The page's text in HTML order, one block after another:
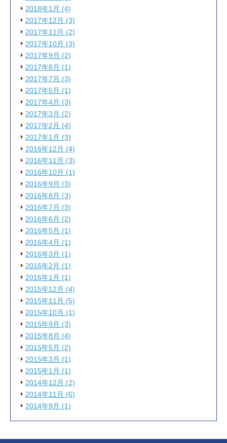
2018年1月 (4)
2017年12月 (3)
2017年11月 (2)
2017年10月 (3)
2017年9月 (2)
2017年8月 (1)
2017年7月 (3)
2017年5月 (1)
2017年4月 (3)
2017年3月 (2)
2017年2月 (4)
2017年1月 (3)
2016年12月 (4)
2016年11月 (3)
2016年10月 (1)
2016年9月 (3)
2016年8月 (3)
2016年7月 (3)
2016年6月 (2)
2016年5月 (1)
2016年4月 (1)
2016年3月 (1)
2016年2月 (1)
2016年1月 (1)
2015年12月 (4)
2015年11月 (5)
2015年10月 (1)
2015年9月 (3)
2015年8月 (4)
2015年5月 (2)
2015年3月 (1)
2015年1月 (1)
2014年12月 (2)
2014年11月 (6)
2014年9月 (1)